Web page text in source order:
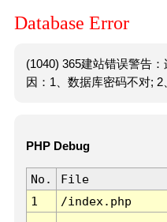
Database Error
(1040) 365建站错误警告
因：1、数据库密码不对; 2
PHP Debug
No. File
1
/index.php